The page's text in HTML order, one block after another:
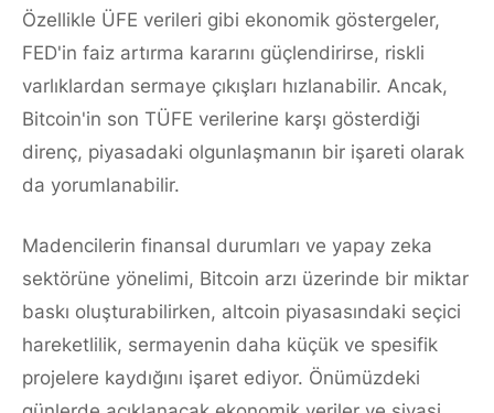
Özellikle ÜFE verileri gibi ekonomik göstergeler,
FED'in faiz artırma kararını güçlendirirse, riskli
varlıklardan sermaye çıkışları hızlanabilir. Ancak,
Bitcoin'in son TÜFE verilerine karşı gösterdiği
direnç, piyasadaki olgunlaşmanın bir işareti olarak
da yorumlanabilir.
Madencilerin finansal durumları ve yapay zeka
sektörüne yönelimi, Bitcoin arzı üzerinde bir miktar
baskı oluşturabilirken, altcoin piyasasındaki seçici
hareketlilik, sermayenin daha küçük ve spesifik
projelere kaydığını işaret ediyor. Önümüzdeki